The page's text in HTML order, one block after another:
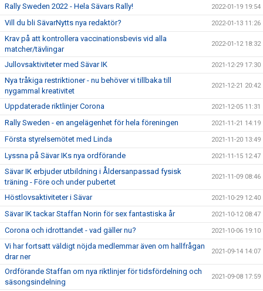
Rally Sweden 2022 - Hela Sävars Rally! 2022-01-19 19:54
Vill du bli SävarNytts nya redaktör? 2022-01-13 11:26
Krav på att kontrollera vaccinationsbevis vid alla
matcher/tävlingar
2022-01-12 18:32
Jullovsaktiviteter med Sävar IK 2021-12-29 17:30
Nya tråkiga restriktioner - nu behöver vi tillbaka till
nygammal kreativitet
2021-12-21 20:42
Uppdaterade riktlinjer Corona 2021-12-05 11:31
Rally Sweden - en angelägenhet för hela föreningen 2021-11-21 14:19
Första styrelsemötet med Linda 2021-11-20 13:49
Lyssna på Sävar IKs nya ordförande 2021-11-15 12:47
Sävar IK erbjuder utbildning i Åldersanpassad fysisk
träning - Före och under pubertet
2021-11-09 08:46
Höstlovsaktiviteter i Sävar 2021-10-29 12:40
Sävar IK tackar Staffan Norin för sex fantastiska år 2021-10-12 08:47
Corona och idrottandet - vad gäller nu? 2021-10-06 19:10
Vi har fortsatt väldigt nöjda medlemmar även om hallfrågan
drar ner
2021-09-14 14:07
Ordförande Staffan om nya riktlinjer för tidsfördelning och
säsongsindelning
2021-09-08 17:59